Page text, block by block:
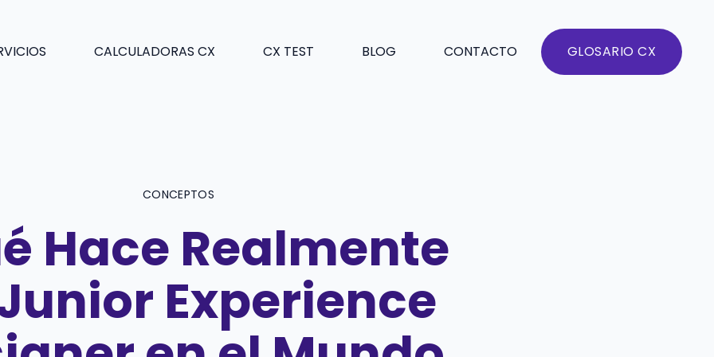
CALCULADORAS CX CX TEST BLOG CONTACTO GLOSARIO CX
CONCEPTOS
Hace Realmente
Experience